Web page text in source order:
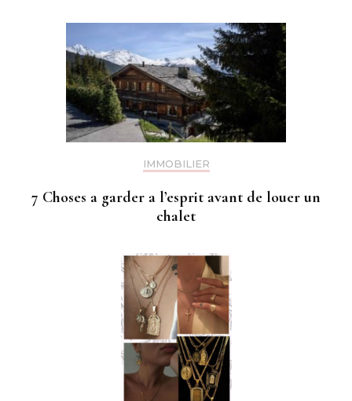
IMMOBILIER
7 Choses a garder a l’esprit avant de louer un
chalet